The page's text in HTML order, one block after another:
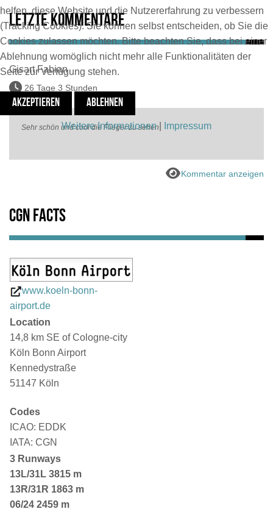
Letzte Kommentare
Gisart Fabian
26 Tage 3 Stunden
Sehr schön und cool die Flieger zu sehen
Kommentar anzeigen
CGN Facts
www.koeln-bonn-
airport.de
Location
14,8 km SE of Cologne-city
Köln Bonn Airport
Kennedystraße
51147 Köln
Codes
ICAO: EDDK
IATA: CGN
3 Runways
13L/31L 3815 m
13R/31R 1863 m
06/24 2459 m
helfen, diese Website und die Nutzererfahrung zu verbessern
(Tracking Cookies). Sie können selbst entscheiden, ob Sie die
Cookies zulassen möchten. Bitte beachten Sie, dass bei einer
Ablehnung womöglich nicht mehr alle Funktionalitäten der
Seite zur Verfügung stehen.
AKZEPTIEREN ABLEHNEN
Weitere Informationen| Impressum